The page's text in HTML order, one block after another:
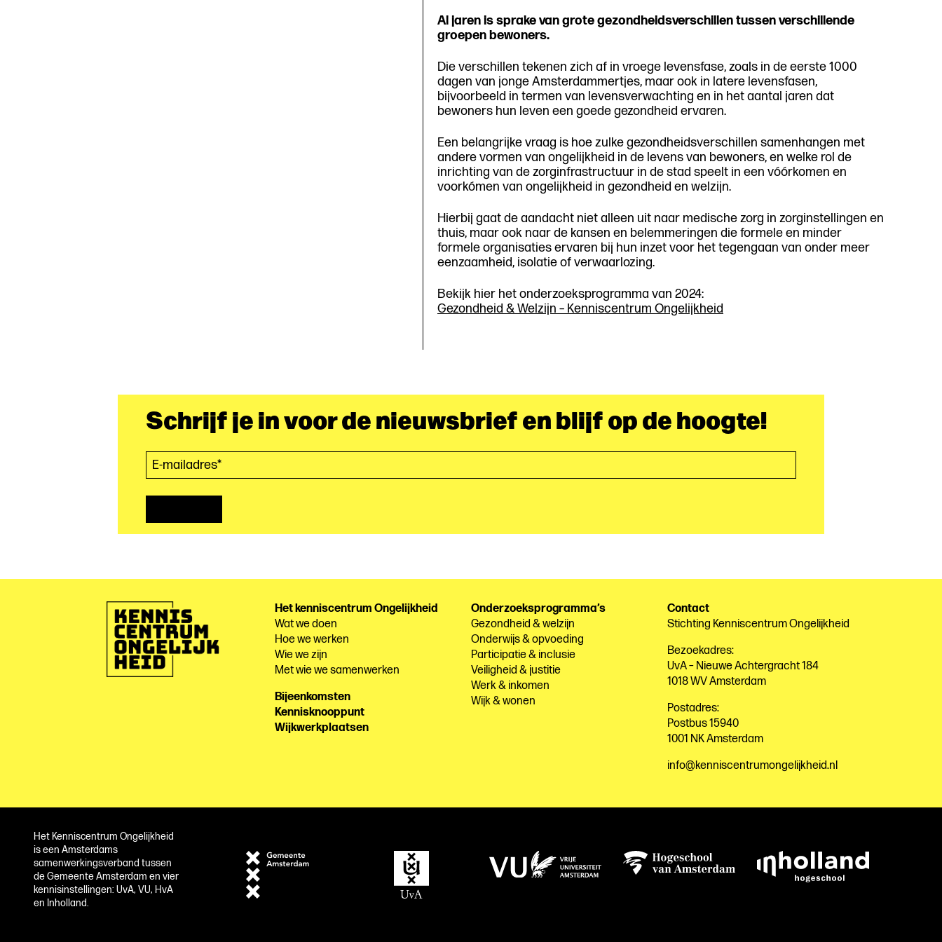
Al jaren is sprake van grote gezondheidsverschillen tussen verschillende
groepen bewoners.
Die verschillen tekenen zich af in vroege levensfase, zoals in de eerste 1000
dagen van jonge Amsterdammertjes, maar ook in latere levensfasen,
bijvoorbeeld in termen van levensverwachting en in het aantal jaren dat
bewoners hun leven een goede gezondheid ervaren.
Een belangrijke vraag is hoe zulke gezondheidsverschillen samenhangen met
andere vormen van ongelijkheid in de levens van bewoners, en welke rol de
inrichting van de zorginfrastructuur in de stad speelt in een vóórkomen en
voorkómen van ongelijkheid in gezondheid en welzijn.
Hierbij gaat de aandacht niet alleen uit naar medische zorg in zorginstellingen en
thuis, maar ook naar de kansen en belemmeringen die formele en minder
formele organisaties ervaren bij hun inzet voor het tegengaan van onder meer
eenzaamheid, isolatie of verwaarlozing.
Bekijk hier het onderzoeksprogramma van 2024:
Gezondheid & Welzijn – Kenniscentrum Ongelijkheid
Schrijf je in voor de nieuwsbrief en blijf op de hoogte!
Het kenniscentrum Ongelijkheid
Wat we doen
Hoe we werken
Wie we zijn
Met wie we samenwerken
Bijeenkomsten
Kennisknooppunt
Wijkwerkplaatsen
Onderzoeksprogramma’s
Gezondheid & welzijn
Onderwijs & opvoeding
Participatie & inclusie
Veiligheid & justitie
Werk & inkomen
Wijk & wonen
Contact
Stichting Kenniscentrum Ongelijkheid
Bezoekadres:
UvA – Nieuwe Achtergracht 184
1018 WV Amsterdam
Postadres:
Postbus 15940
1001 NK Amsterdam
info@kenniscentrumongelijkheid.nl
Het Kenniscentrum Ongelijkheid
is een Amsterdams
samenwerkingsverband tussen
de Gemeente Amsterdam en vier
kennisinstellingen: UvA, VU, HvA
en Inholland.